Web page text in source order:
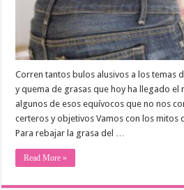
Corren tantos bulos alusivos a los temas
y quema de grasas que hoy ha llegado
algunos de esos equívocos que no nos
certeros y objetivos Vamos con los mitos
Para rebajar la grasa del …
Read More »